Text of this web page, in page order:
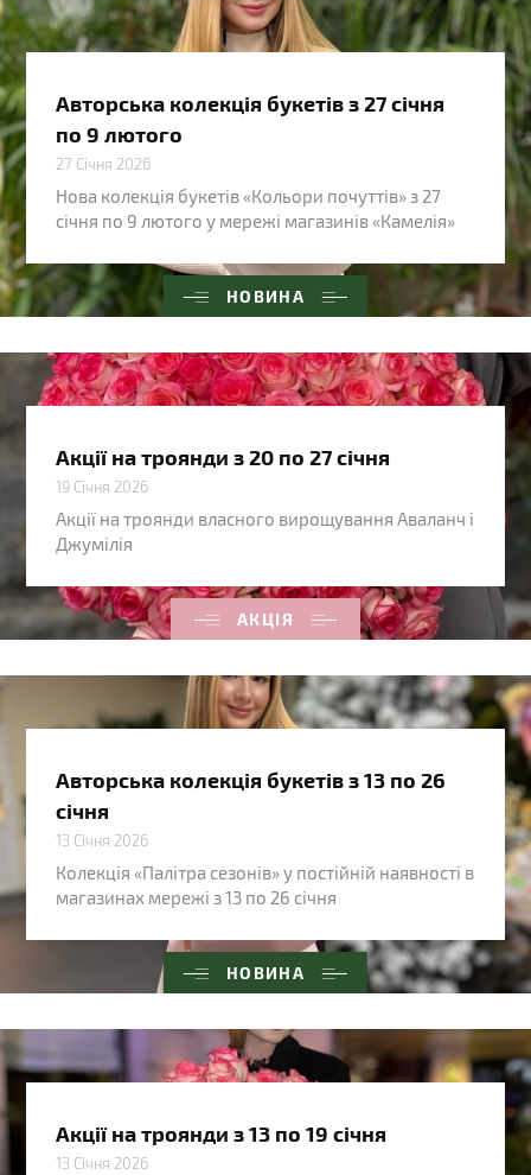
НОВИНА
Авторська колекція букетів з 27 січня
по 9 лютого
27 Січня 2026
Нова колекція букетів «Кольори почуттів» з 27
січня по 9 лютого у мережі магазинів «Камелія»
АКЦІЯ
Акції на троянди з 20 по 27 січня
19 Січня 2026
Акції на троянди власного вирощування Аваланч і
Джумілія
НОВИНА
Авторська колекція букетів з 13 по 26
січня
13 Січня 2026
Колекція «Палітра сезонів» у постійній наявності в
магазинах мережі з 13 по 26 січня
Акції на троянди з 13 по 19 січня
13 Січня 2026